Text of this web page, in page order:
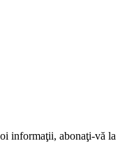
informaţii, abonaţi-vă la